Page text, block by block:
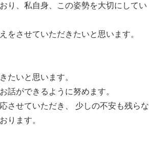
り、私自身、この姿勢を大切にしてい
をさせていただきたいと思います。
たいと思います。
話ができるように努めます。
させていただき、 少しの不安も残らな
ります。